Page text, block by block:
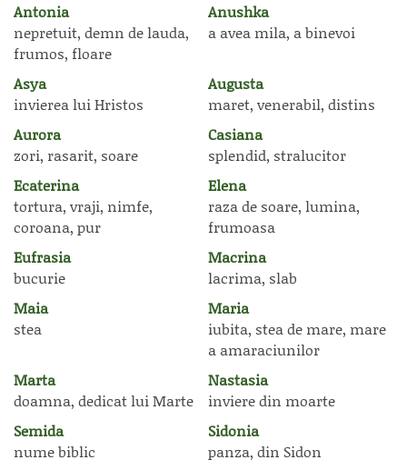
Antonia
nepretuit, demn de lauda,
frumos, floare
Anushka
a avea mila, a binevoi
Asya
invierea lui Hristos
Augusta
maret, venerabil, distins
Aurora
zori, rasarit, soare
Casiana
splendid, stralucitor
Ecaterina
tortura, vraji, nimfe,
coroana, pur
Elena
raza de soare, lumina,
frumoasa
Eufrasia
bucurie
Macrina
lacrima, slab
Maia
stea
Maria
iubita, stea de mare, mare
a amaraciunilor
Marta
doamna, dedicat lui Marte
Nastasia
inviere din moarte
Semida
nume biblic
Sidonia
panza, din Sidon